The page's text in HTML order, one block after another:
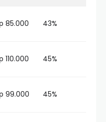
85.000 43%
110.000 45%
99.000 45%